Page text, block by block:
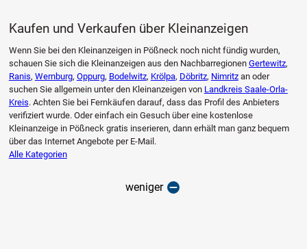
Kaufen und Verkaufen über Kleinanzeigen
Wenn Sie bei den Kleinanzeigen in Pößneck noch nicht fündig wurden,
schauen Sie sich die Kleinanzeigen aus den Nachbarregionen Gertewitz,
Ranis, Wernburg, Oppurg, Bodelwitz, Krölpa, Döbritz, Nimritzan oder
suchen Sie allgemein unter den Kleinanzeigen von Landkreis Saale-Orla-
Kreis. Achten Sie bei Fernkäufen darauf, dass das Profil des Anbieters
verifiziert wurde. Oder einfach ein Gesuch über eine kostenlose
Kleinanzeige in Pößneck gratis inserieren, dann erhält man ganz bequem
über das Internet Angebote per E-Mail.
Alle Kategorien
weniger